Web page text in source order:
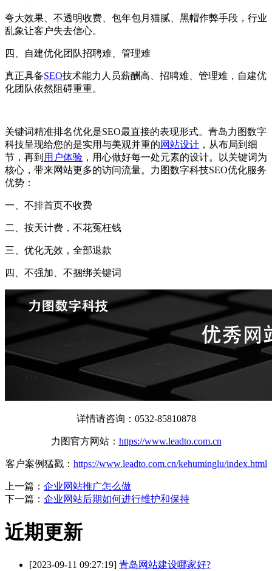
夸大效果、不透明收费、包年包月猫腻、黑帽作弊手段，行业
乱象让客户失去信心。
四、自建优化团队招聘难、管理难
真正具备SEO技术能力人员薪酬高、招聘难、管理难，自建优
化团队依然阻碍重重。
关键词精准排名优化是SEO最直接的表现形式。青岛力图数字
科技呈现给您的是实用与美观并重的网站设计 ，从布局到细
节，再到 用户体验 ，用心做好每一处元素的设计。以关键词为
核心，带来网站更多的访问流量。力图数字科技SEO优化服务
优势：
一、不排首页不收费
二、按天计费，不花冤枉钱
三、优化无效，全部退款
四、不强加、不捆绑关键词
详情请咨询：0532-85810878
力图官方网站： https://www.leadto.com.cn
客户案例猛戳： https://www.leadto.com.cn/kehuminglu/index.html
上一篇： 企业网站推广怎么做
下一篇： 企业网站后期如何进行维护和保持
近期更新
[2023-09-11 09:27:19] 青岛网站建设哪家好?